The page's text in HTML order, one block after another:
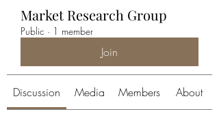
Market Research Group
Public · 1 member
Join
Discussion Media Members About